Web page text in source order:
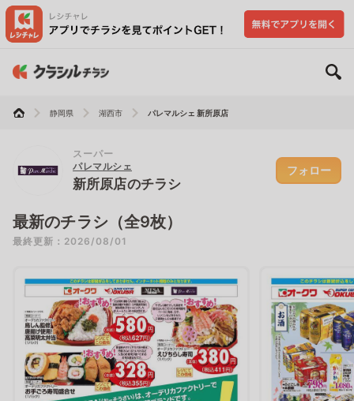
静岡県 湖西市 パレマルシェ 新所原店
スーパー
パレマルシェ
新所原店のチラシ
フォロー
最新のチラシ（全9枚）
最終更新：2026/08/01